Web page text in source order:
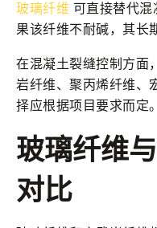
玻璃纤维 可直接替代混
果该纤维不耐碱，其长
在混凝土裂缝控制方面
岩纤维、聚丙烯纤维、
择应根据项目要求而定
玻璃纤维
对比